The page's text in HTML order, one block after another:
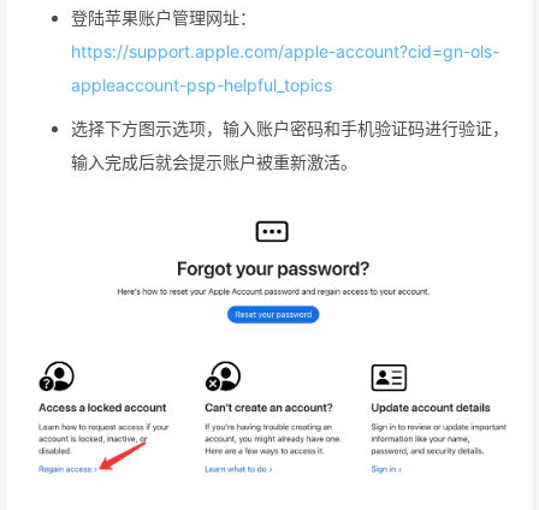
登陆苹果账户管理网址：
https://support.apple.com/apple-account?cid=gn-ols-
appleaccount-psp-helpful_topics
选择下方图示选项，输入账户密码和手机验证码进行验证，
输入完成后就会提示账户被重新激活。